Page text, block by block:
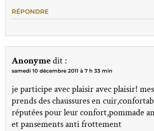
RÉPONDRE
Anonymedit :
samedi 10 décembre 2011 à 7 h 33 min
je participe avec plaisir avec plaisir!
prends des chaussures en
réputées pour leur confort,pommade
et pansements anti frottement